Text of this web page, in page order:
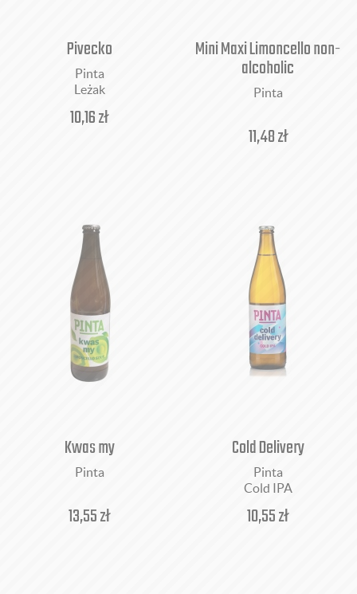
Pivecko
Pinta
Leżak
10,16zł
Mini Maxi Limoncello non-
alcoholic
Pinta
11,48zł
Kwas my
Pinta
13,55zł
Cold Delivery
Pinta
Cold IPA
10,55zł